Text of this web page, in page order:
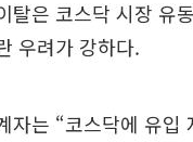
탈은 코스닥 시장 유
우려가 강하다.
자는 “코스닥에 유입